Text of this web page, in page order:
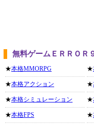
無料ゲームＥＲＲＯＲ
★本格MMORPG
★本格アクション
★本格シミュレーション
★本格FPS
★
★
★
★